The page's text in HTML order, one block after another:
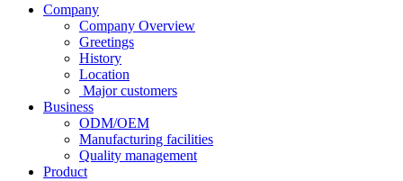
Company
Company Overview
Greetings
History
Location
Major customers
Business
ODM/OEM
Manufacturing facilities
Quality management
Product